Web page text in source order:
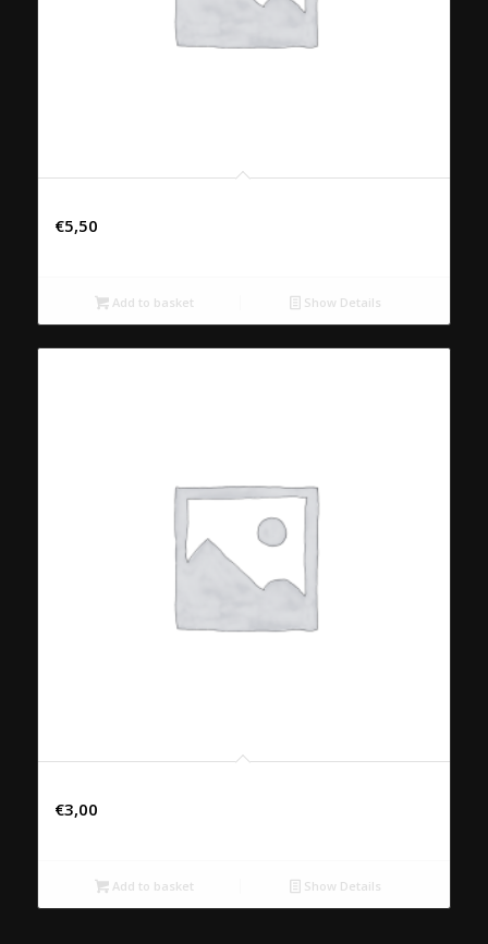
€5,50
Add to basket Show Details
€3,00
Add to basket Show Details